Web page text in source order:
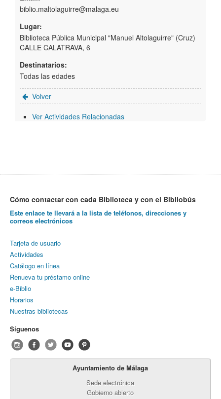
biblio.maltolaguirre@malaga.eu
Lugar:
Biblioteca Pública Municipal "Manuel Altolaguirre" (Cruz)
CALLE CALATRAVA, 6
Destinatarios:
Todas las edades
Volver
Ver Actividades Relacionadas
Cómo contactar con cada Biblioteca y con el Bibliobús
Este enlace te llevará a la lista de teléfonos, direcciones y
correos electrónicos
Tarjeta de usuario
Actividades
Catálogo en línea
Renueva tu préstamo online
e-Biblio
Horarios
Nuestras bibliotecas
Síguenos
Ayuntamiento de Málaga
Sede electrónica
Gobierno abierto